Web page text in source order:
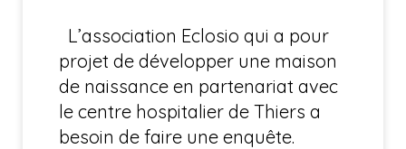
L’association Eclosio qui a pour
projet de développer une maison
de naissance en partenariat avec
le centre hospitalier de Thiers a
besoin de faire une enquête.